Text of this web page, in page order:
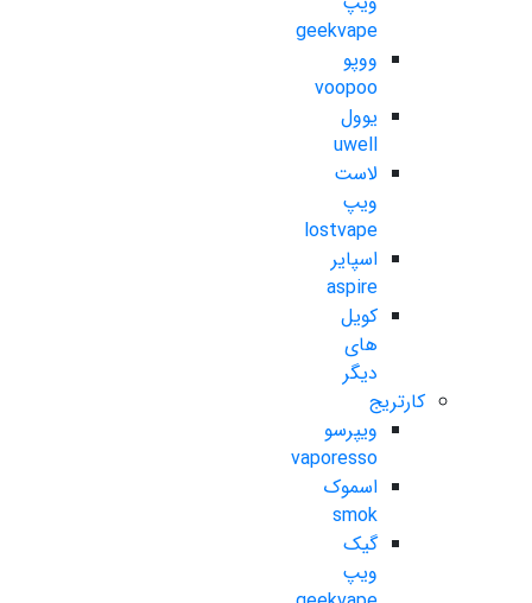
geekvape
ووپو
voopoo
یوول
uwell
لاست
ویپ
lostvape
اسپایر
aspire
کویل
های
دیگر
کارتریج
ویپرسو
vaporesso
اسموک
smok
گیک
ویپ